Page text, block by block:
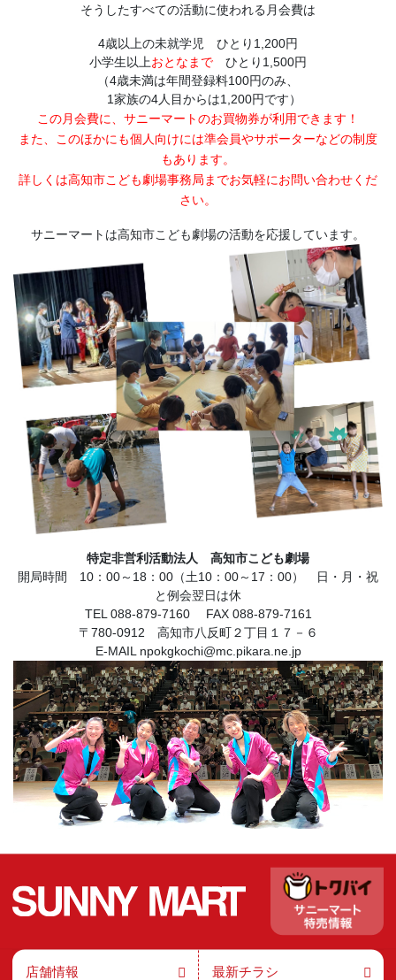
そうしたすべての活動に使われる月会費は
4歳以上の未就学児 ひとり1,200円
小学生以上おとなまで ひとり1,500円
（4歳未満は年間登録料100円のみ、
1家族の4人目からは1,200円です）
この月会費に、サニーマートのお買物券が利用できます！
また、このほかにも個人向けには準会員やサポーターなどの制度
もあります。
詳しくは高知市こども劇場事務局までお気軽にお問い合わせくだ
さい。
サニーマートは高知市こども劇場の活動を応援しています。
特定非営利活動法人 高知市こども劇場
開局時間 10：00～18：00（土10：00～17：00） 日・月・祝
と例会翌日は休
TEL 088-879-7160 FAX 088-879-7161
〒780-0912 高知市八反町２丁目１７－６
E-MAIL npokgkochi@mc.pikara.ne.jp
店舗情報 最新チラシ